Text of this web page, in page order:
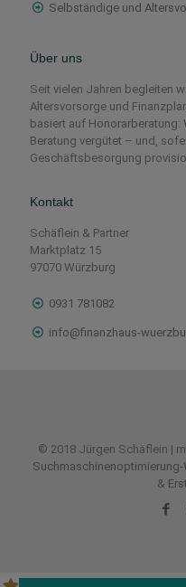
Selbständige und
Über uns
Seit vielen Jahren begleiten
Altersvorsorge und
basiert auf
Beratung vergütet – und,
Geschäftsbesorgung
Kontakt
Schäflein & Partner
Marktplatz 15
97070 Würzburg
0931 781082
info@finanzhaus-
© 2018 Jürgen Schäflein |
Suchmaschinenoptimierung-
&